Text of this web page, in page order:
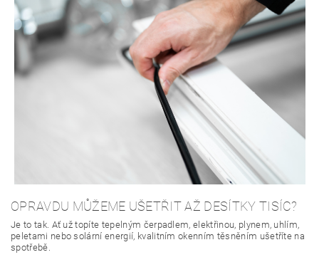
OPRAVDU MŮŽEME UŠETŘIT AŽ DESÍTKY TISÍC?
Je to tak. Ať už topíte tepelným čerpadlem, elektřinou, plynem, uhlím,
peletami nebo solární energií, kvalitním okenním těsněním ušetříte na
spotřebě.